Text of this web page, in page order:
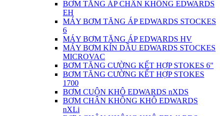
BƠM TĂNG ÁP CHÂN KHÔNG EDWARDS
EH
MÁY BƠM TĂNG ÁP EDWARDS STOCKES
6
MÁY BƠM TĂNG ÁP EDWARDS HV
MÁY BƠM KÍN DẦU EDWARDS STOCKES
MICROVAC
BƠM TĂNG CƯỜNG KẾT HỢP STOKES 6"
BƠM TĂNG CƯỜNG KẾT HỢP STOKES
1700
BƠM CUỘN KHÔ EDWARDS nXDS
BƠM CHÂN KHÔNG KHÔ EDWARDS
nXLi